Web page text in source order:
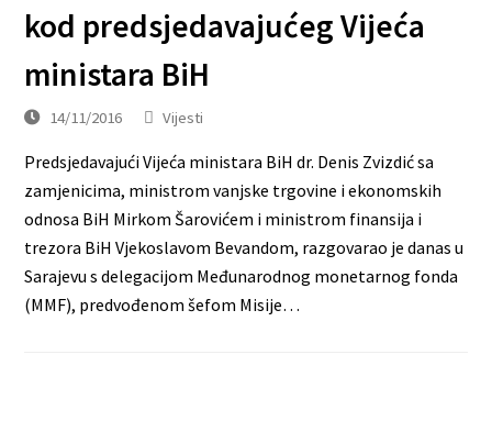
kod predsjedavajućeg Vijeća
ministara BiH
14/11/2016 Vijesti
Predsjedavajući Vijeća ministara BiH dr. Denis Zvizdić sa
zamjenicima, ministrom vanjske trgovine i ekonomskih
odnosa BiH Mirkom Šarovićem i ministrom finansija i
trezora BiH Vjekoslavom Bevandom, razgovarao je danas u
Sarajevu s delegacijom Međunarodnog monetarnog fonda
(MMF), predvođenom šefom Misije…